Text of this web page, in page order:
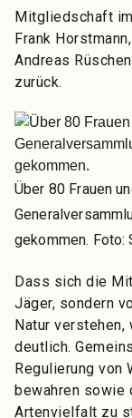
Mitgliedschaft
Frank
Andreas
zurück.
Über 80 Frauen
gekommen. Foto:
Dass sich die
Jäger, sondern
Natur verstehen,
deutlich.
Regulierung von
bewahren sowie
Artenvielfalt zu